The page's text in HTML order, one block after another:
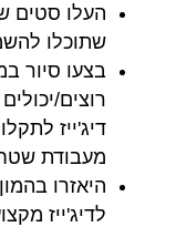
העלו סטים
שתוכלו
בצעו סיור
רוצים/
דיג'ייז
מעבודת
היאזרו
לדיג'ייז